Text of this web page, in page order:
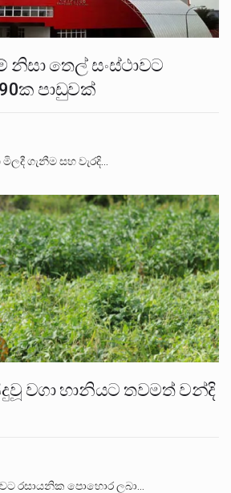
නිසා තෙල් සංස්ථාවට
පාඩුවක්
ගැනීම සහ වැරදි…
වගා හානියට තවමත් වන්දි
රසායනික පොහොර ලබා…